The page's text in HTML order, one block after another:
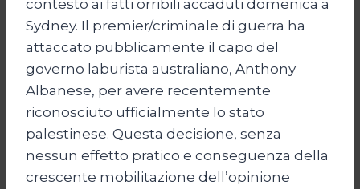
contesto ai fatti orribili accaduti domenica a
Sydney. Il premier/criminale di guerra ha
attaccato pubblicamente il capo del
governo laburista australiano, Anthony
Albanese, per avere recentemente
riconosciuto ufficialmente lo stato
palestinese. Questa decisione, senza
nessun effetto pratico e conseguenza della
crescente mobilitazione dell’opinione